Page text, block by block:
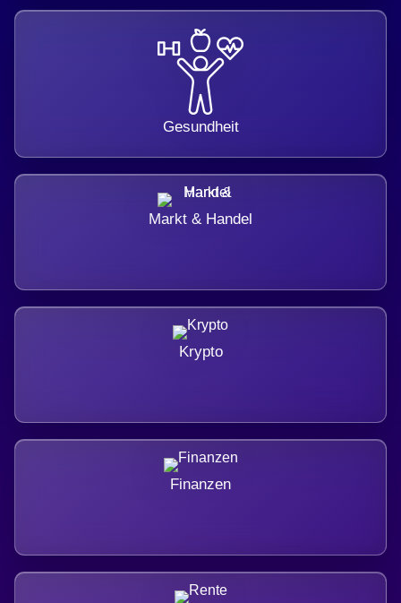
Gesundheit
Markt & Handel
Krypto
Finanzen